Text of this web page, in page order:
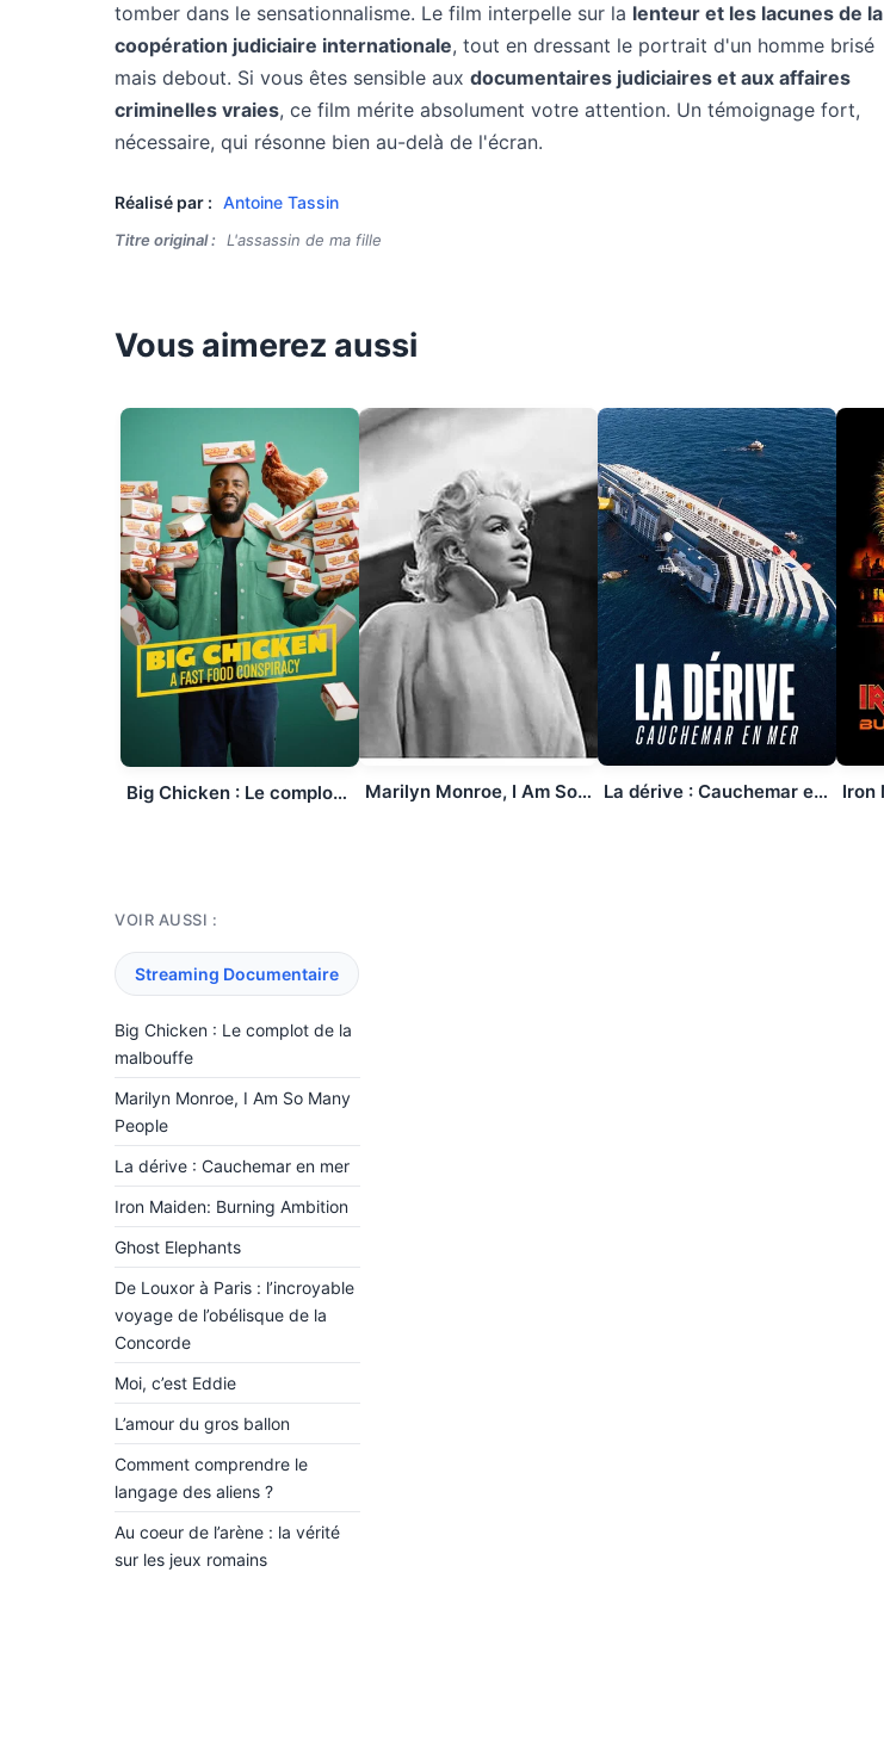
tomber dans le sensationnalisme. Le film interpelle sur la lenteur et les lacunes de la
coopération judiciaire internationale, tout en dressant le portrait d'un homme brisé
mais debout. Si vous êtes sensible aux documentaires judiciaires et aux affaires
criminelles vraies, ce film mérite absolument votre attention. Un témoignage fort,
nécessaire, qui résonne bien au-delà de l'écran.
Réalisé par : Antoine Tassin
Titre original : L'assassin de ma fille
Vous aimerez aussi
Big Chicken : Le complot de la malbouffe Marilyn Monroe, I Am So Many People La dérive : Cauchemar en mer
VOIR AUSSI :
Streaming Documentaire
Big Chicken : Le complot de la
malbouffe
Marilyn Monroe, I Am So Many
People
La dérive : Cauchemar en mer
Iron Maiden: Burning Ambition
Ghost Elephants
De Louxor à Paris : l’incroyable
voyage de l’obélisque de la
Concorde
Moi, c’est Eddie
L’amour du gros ballon
Comment comprendre le
langage des aliens ?
Au coeur de l’arène : la vérité
sur les jeux romains